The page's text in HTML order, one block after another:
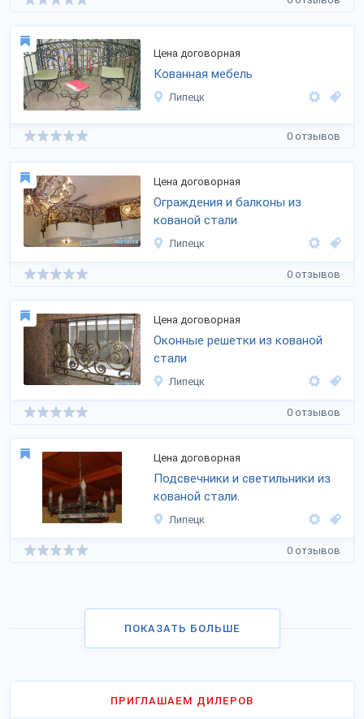
Цена договорная
Кованная мебель
Липецк
0 отзывов
Цена договорная
Ограждения и балконы из
кованой стали
Липецк
0 отзывов
Цена договорная
Оконные решетки из кованой
стали
Липецк
0 отзывов
Цена договорная
Подсвечники и светильники из
кованой стали.
Липецк
0 отзывов
ПОКАЗАТЬ БОЛЬШЕ
ПРИГЛАШАЕМ ДИЛЕРОВ